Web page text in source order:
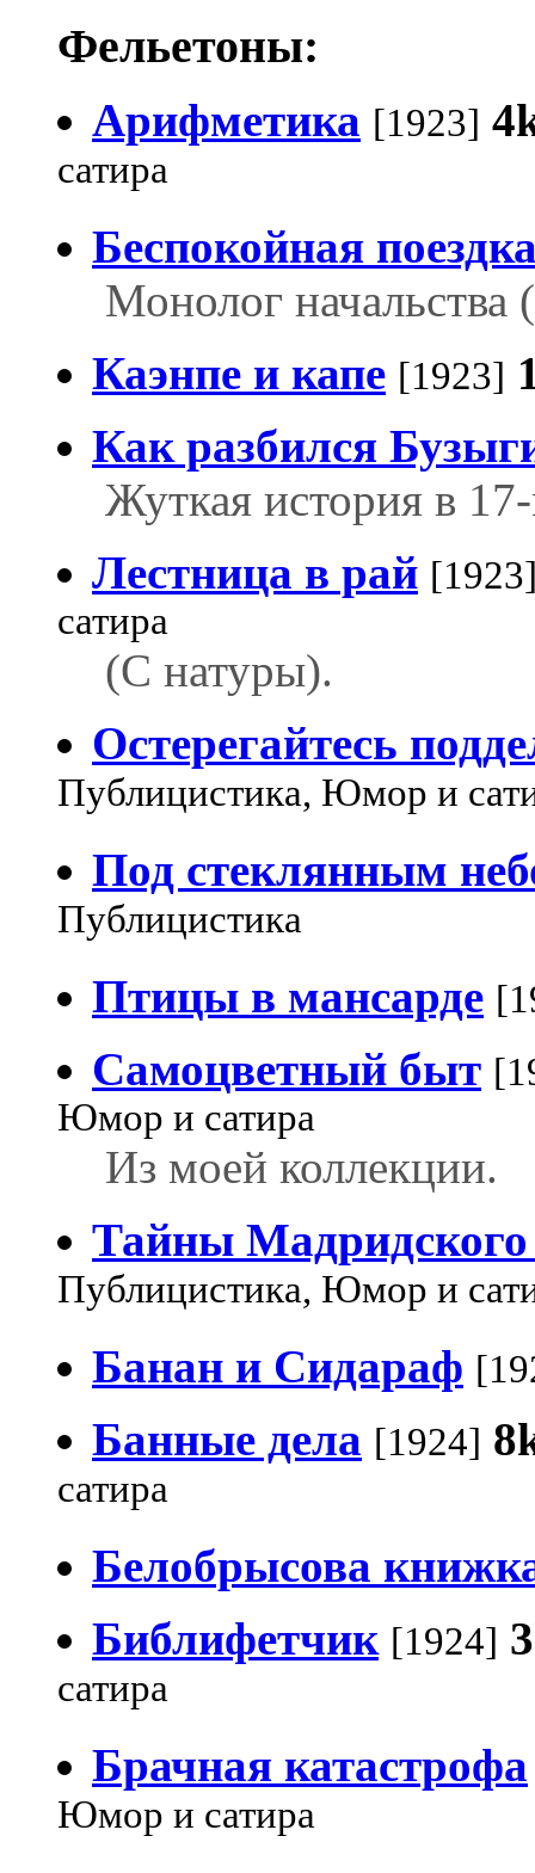
Фельетоны:
Арифметика [1923]
сатира
Беспокойная
Монолог начальства
Каэнпе и капе [1923]
Как разбился
Жуткая история в
Лестница в рай
сатира
(С натуры).
Остерегайтесь
Публицистика, Юмор и
Под стеклянным
Публицистика
Птицы в мансарде
Самоцветный быт
Юмор и сатира
Из моей коллекции.
Тайны Мадридского
Публицистика, Юмор и
Банан и Сидараф
Банные дела [1924]
сатира
Белобрысова
Библифетчик [1924]
сатира
Брачная катастрофа
Юмор и сатира